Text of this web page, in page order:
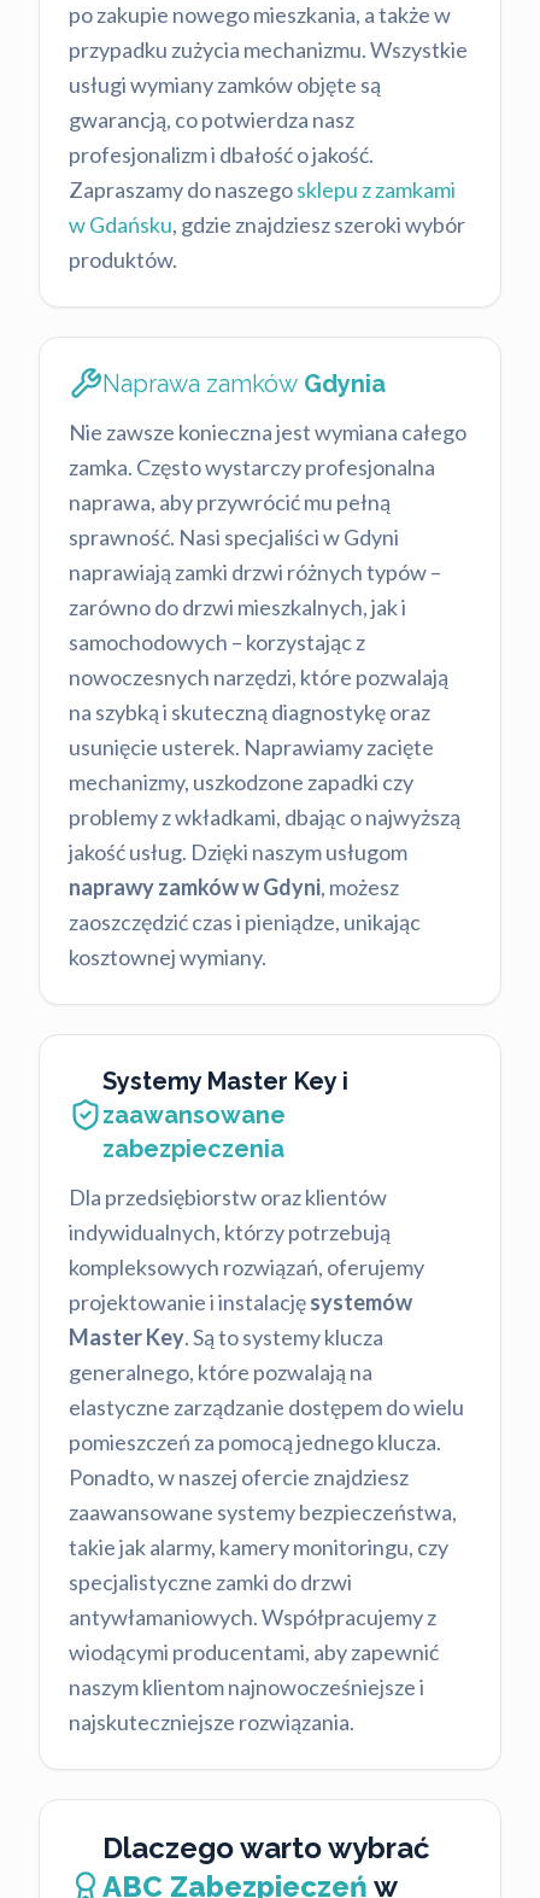
po zakupie nowego mieszkania, a także w
przypadku zużycia mechanizmu. Wszystkie
usługi wymiany zamków objęte są
gwarancją, co potwierdza nasz
profesjonalizm i dbałość o jakość.
Zapraszamy do naszegosklepu z zamkami
w Gdańsku, gdzie znajdziesz szeroki wybór
produktów.
Naprawa zamków Gdynia
Nie zawsze konieczna jest wymiana całego
zamka. Często wystarczy profesjonalna
naprawa, aby przywrócić mu pełną
sprawność. Nasi specjaliści w Gdyni
naprawiają zamki drzwi różnych typów –
zarówno do drzwi mieszkalnych, jak i
samochodowych – korzystając z
nowoczesnych narzędzi, które pozwalają
na szybką i skuteczną diagnostykę oraz
usunięcie usterek. Naprawiamy zacięte
mechanizmy, uszkodzone zapadki czy
problemy z wkładkami, dbając o najwyższą
jakość usług. Dzięki naszym usługom
naprawy zamków w Gdyni, możesz
zaoszczędzić czas i pieniądze, unikając
kosztownej wymiany.
Systemy Master Key i
zaawansowane
zabezpieczenia
Dla przedsiębiorstw oraz klientów
indywidualnych, którzy potrzebują
kompleksowych rozwiązań, oferujemy
projektowanie i instalacjęsystemów
Master Key. Są to systemy klucza
generalnego, które pozwalają na
elastyczne zarządzanie dostępem do wielu
pomieszczeń za pomocą jednego klucza.
Ponadto, w naszej ofercie znajdziesz
zaawansowane systemy bezpieczeństwa,
takie jak alarmy, kamery monitoringu, czy
specjalistyczne zamki do drzwi
antywłamaniowych. Współpracujemy z
wiodącymi producentami, aby zapewnić
naszym klientom najnowocześniejsze i
najskuteczniejsze rozwiązania.
Dlaczego warto wybrać
ABC Zabezpieczeń w